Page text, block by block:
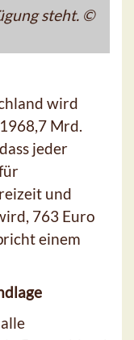
steht. ©
wird
Mrd.
jeder
und
763 Euro
einem